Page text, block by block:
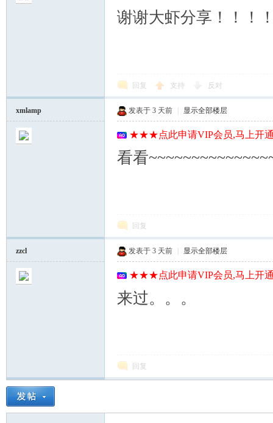
谢谢大虾分享！！！
回复 支持 反对
xmlamp 发表于 3 天前 显示全部楼层
★★★点此申请VIP会员,马上开
看看
回复
zzcl 发表于 3 天前 显示全部楼层
★★★点此申请VIP会员,马上开
来过。。。
回复